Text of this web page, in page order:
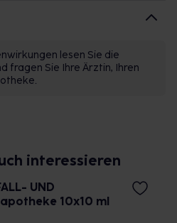
lesen Sie die
fragen Sie Ihre Ärztin, Ihren
interessieren
UND
10x10 ml